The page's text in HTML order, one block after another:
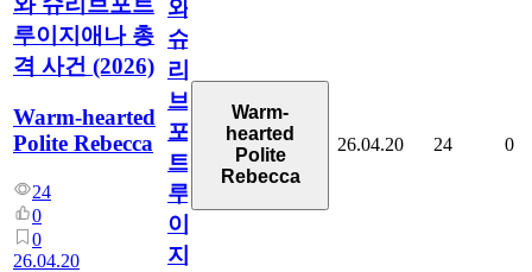
루이지애나 총
격 사건 (2026)
Warm-hearted
Polite Rebecca
24
0
0
26.04.20
와
슈
리
브
포
트
루
이
지
Warm-
hearted
Polite
Rebecca
26.04.20 24 0